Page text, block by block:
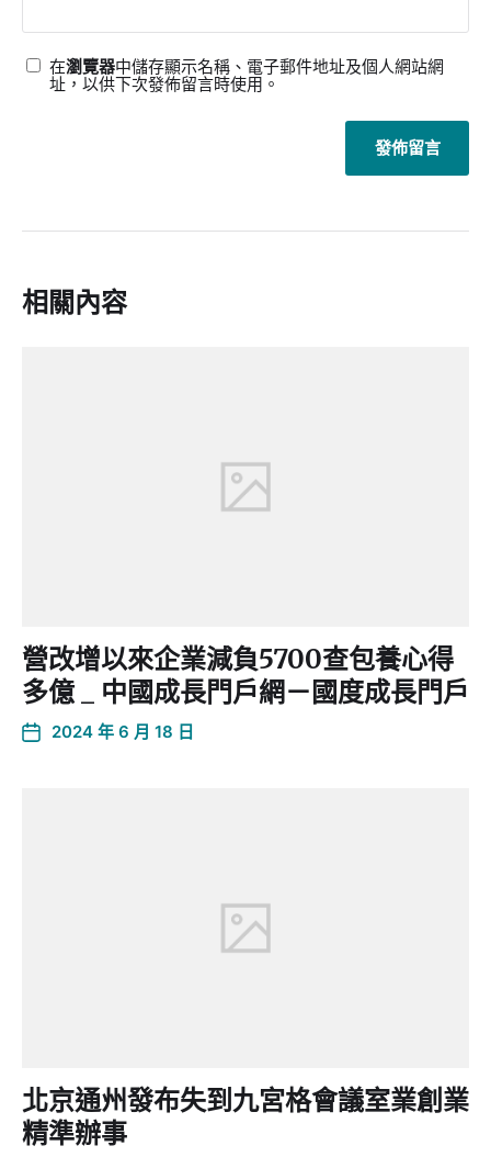
在瀏覽器中儲存顯示名稱、電子郵件地址及個人網站網
址，以供下次發佈留言時使用。
相關內容
營改增以來企業減負5700查包養心得
多億 _ 中國成長門戶網－國度成長門戶
2024 年 6 月 18 日
北京通州發布失到九宮格會議室業創業
精準辦事